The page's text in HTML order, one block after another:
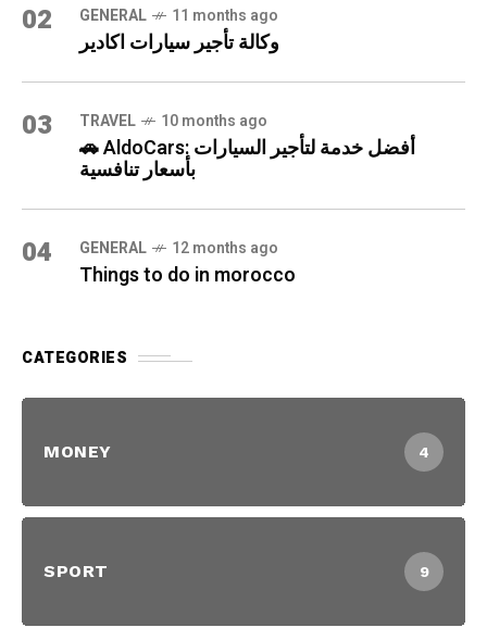
02 GENERAL 11 months ago
وكالة تأجير سيارات اكادير
03 TRAVEL 10 months ago
🚗 AldoCars: أفضل خدمة لتأجير السيارات
بأسعار تنافسية
04 GENERAL 12 months ago
Things to do in morocco
CATEGORIES
MONEY 4
SPORT 9